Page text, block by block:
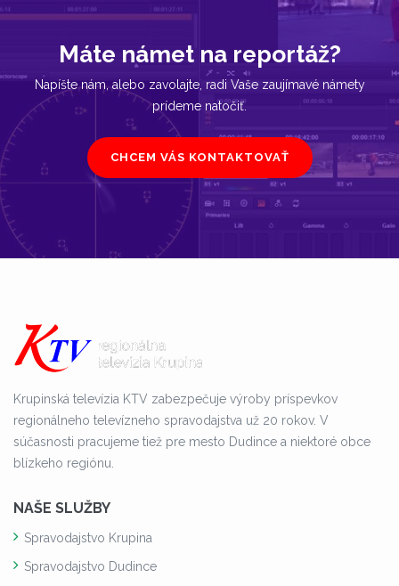
Máte námet na reportáž?
Napíšte nám, alebo zavolajte, radi Vaše zaujímavé námety
prídeme natočiť.
CHCEM VÁS KONTAKTOVAŤ
Krupinská televízia KTV zabezpečuje výroby príspevkov
regionálneho televízneho spravodajstva už 20 rokov. V
súčasnosti pracujeme tiež pre mesto Dudince a niektoré obce
blízkeho regiónu.
NAŠE SLUŽBY
Spravodajstvo Krupina
Spravodajstvo Dudince